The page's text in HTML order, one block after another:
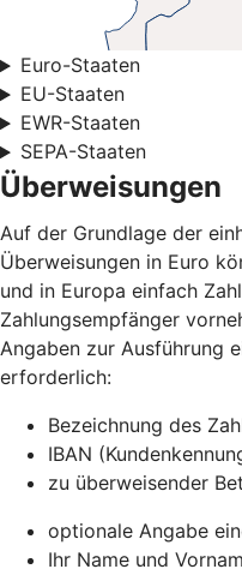
Euro-Staaten
EU-Staaten
EWR-Staaten
SEPA-Staaten
Überweisungen
Auf der Grundlage der
Überweisungen in Euro
und in Europa einfach
Zahlungsempfänger
Angaben zur Ausführung
erforderlich:
Bezeichnung des
IBAN
zu überweisender
optionale Angabe
Ihr Name und